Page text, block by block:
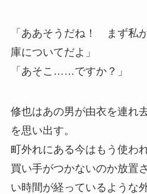
「ああそうだね！ まず私
庫についてだよ」
「あそこ……ですか？」
修也はあの男が由衣を連れ
を思い出す。
町外れにある今はもう使わ
買い手がつかないのか放置
い時間が経っているような